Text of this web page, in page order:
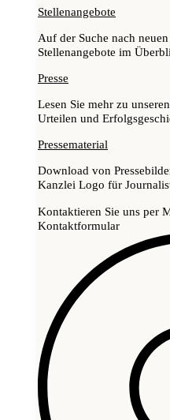
Stellenangebote
Auf der Suche nach
Stellenangebote im
Presse
Lesen Sie mehr zu
Urteilen und
Pressematerial
Download von
Kanzlei Logo für
Kontaktieren Sie uns per
Kontaktformular